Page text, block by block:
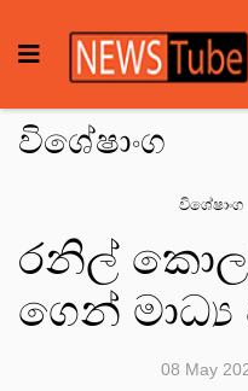
විශේෂාංග
විශේෂාංග
රනිල්
ගෙන් මාධ්‍ය
08 May